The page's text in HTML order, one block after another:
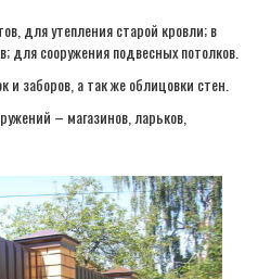
для утепления старой кровли; в
для сооружения подвесных потолков.
и заборов, а так же облицовки стен.
– магазинов, ларьков,